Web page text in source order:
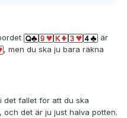
är
, men du ska ju bara räkna
det fallet för att du ska
det är ju just halva potten.